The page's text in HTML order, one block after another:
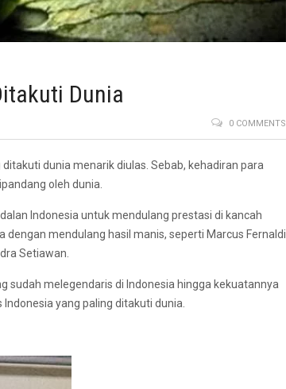
Dunia
0 COMMENTS
dunia menarik diulas. Sebab, kehadiran para
oleh dunia.
Indonesia untuk mendulang prestasi di kancah
mendulang hasil manis, seperti Marcus Fernaldi
Setiawan.
sudah melegendaris di Indonesia hingga kekuatannya
yang paling ditakuti dunia.